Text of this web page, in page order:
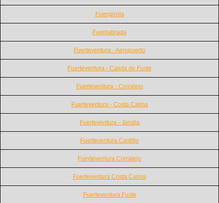
Fuengirola
Fuenlabrada
Fuerteventura - Aeropuerto
Fuerteventura - Caleta de Fuste
Fuerteventura - Corralejo
Fuerteventura - Costa Calma
Fuerteventura - Jandia
Fuerteventura Castillo
Fuerteventura Corralejo
Fuerteventura Costa Calma
Fuerteventura Fuste